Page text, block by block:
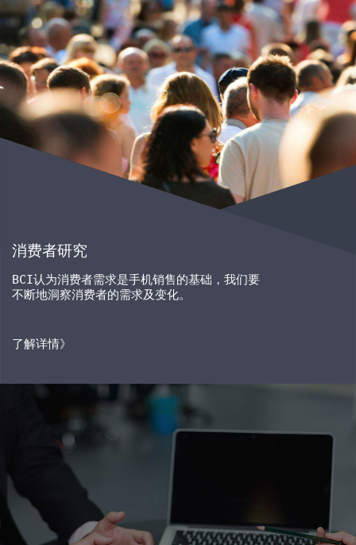
消费者研究
BCI认为消费者需求是手机销售的基础，我们要
不断地洞察消费者的需求及变化。
了解详情》